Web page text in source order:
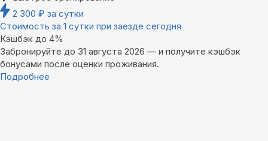
2 300 ₽ за сутки
Стоимость за 1 сутки при заезде сегодня
Кэшбэк до 4%
Забронируйте до 31 августа 2026 — и получите кэшбэк
бонусами после оценки проживания.
Подробнее